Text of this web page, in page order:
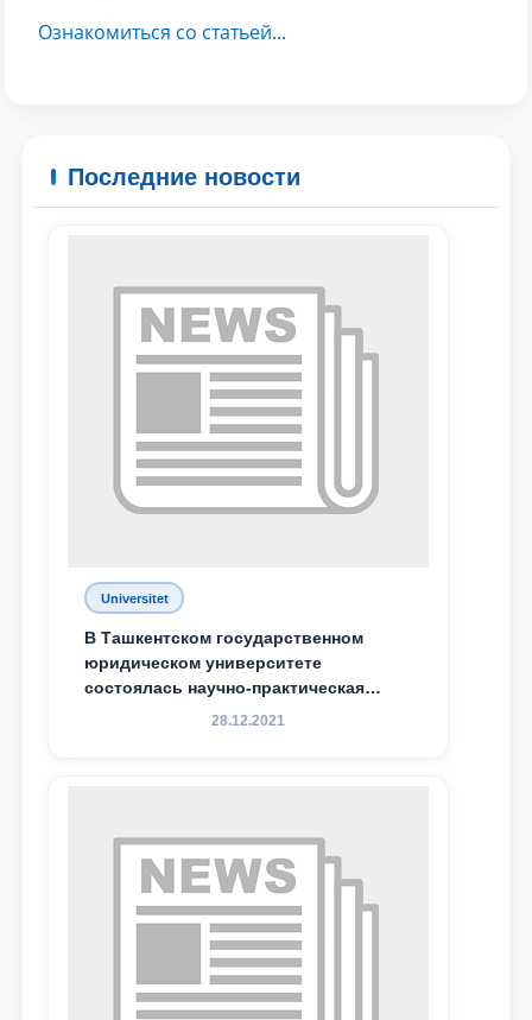
Ваше имя и фамилия
Почта
отправить
Ознакомиться со статьей...
Последние новости
Universitet
В Ташкентском государственном
юридическом университете
состоялась научно-практическая
конференция магистрантов
28.12.2021